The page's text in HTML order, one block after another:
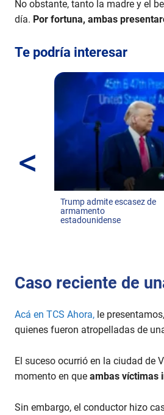
No obstante, tanto la madre y el
día. Por fortuna, ambas
Te podría interesar
<
Trump admite escasez de
armamento
estadounidense
Caso reciente de
Acá en TCS Ahora, le
quienes fueron atropelladas de
El suceso ocurrió en la ciudad de
momento en que ambas víctimas
Sin embargo, el conductor hizo